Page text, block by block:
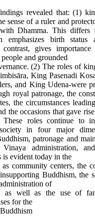
revealed that: (1)
sense of a ruler and
Dhamma. This differs
emphasizes birth status
gives
and grounded
(2) The roles of
King Pasenadi
and King Udena-were
royal patronage, the
the circumstances
the occasions that gave
These roles continue to
in four major
patronage and
administration,
evident today in the
community centers, the
Buddhism, the
of
as well as the use of
for the